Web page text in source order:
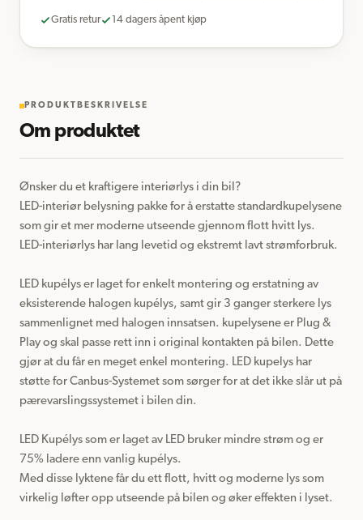
Gratis retur 14 dagers åpent kjøp
PRODUKTBESKRIVELSE
Om produktet
Ønsker du et kraftigere interiørlys i din bil?
LED-interiør belysning pakke for å erstatte standardkupelysene
som gir et mer moderne utseende gjennom flott hvitt lys.
LED-interiørlys har lang levetid og ekstremt lavt strømforbruk.
LED kupélys er laget for enkelt montering og erstatning av
eksisterende halogen kupélys, samt gir 3 ganger sterkere lys
sammenlignet med halogen innsatsen. kupelysene er Plug &
Play og skal passe rett inn i original kontakten på bilen. Dette
gjør at du får en meget enkel montering. LED kupelys har
støtte for Canbus-Systemet som sørger for at det ikke slår ut på
pærevarslingssystemet i bilen din.
LED Kupélys som er laget av LED bruker mindre strøm og er
75% ladere enn vanlig kupélys.
Med disse lyktene får du ett flott, hvitt og moderne lys som
virkelig løfter opp utseende på bilen og øker effekten i lyset.